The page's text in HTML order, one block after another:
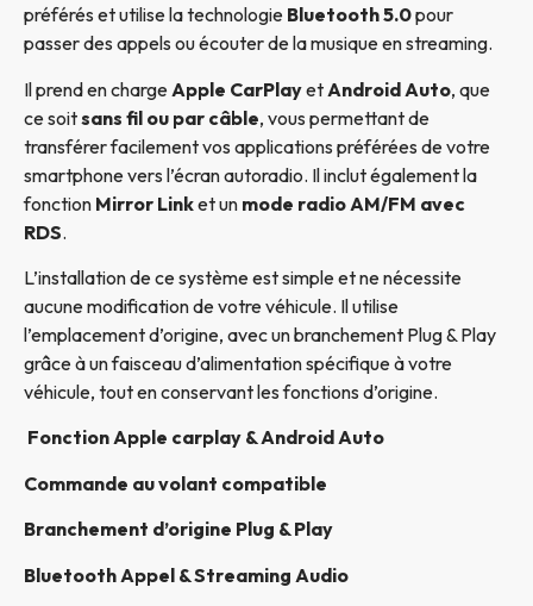
préférés et utilise la technologie Bluetooth 5.0pour
passer des appels ou écouter de la musique en streaming.
Il prend en charge Apple CarPlayet Android Auto, que
ce soitsans fil ou par câble, vous permettant de
transférer facilement vos applications préférées de votre
smartphone vers l’écran autoradio. Il inclut également la
fonction Mirror Linket un mode radio AM/FM avec
RDS.
L’installation de ce système est simple et ne nécessite
aucune modification de votre véhicule. Il utilise
l’emplacement d’origine, avec un branchement Plug & Play
grâce à un faisceau d’alimentation spécifique à votre
véhicule, tout en conservant les fonctions d’origine.
Fonction Apple carplay & Android Auto
Commande au volant compatible
Branchement d’origine Plug & Play
Bluetooth Appel & Streaming Audio